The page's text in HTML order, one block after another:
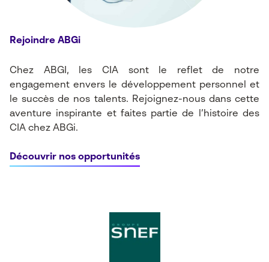
Rejoindre ABGi
Chez ABGI, les CIA sont le reflet de notre
engagement envers le développement personnel et
le succès de nos talents. Rejoignez-nous dans cette
aventure inspirante et faites partie de l’histoire des
CIA chez ABGi.
Découvrir nos opportunités